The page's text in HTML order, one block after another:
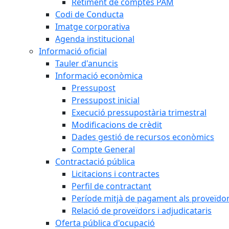
Codi de Conducta
Imatge corporativa
Agenda institucional
Informació oficial
Tauler d'anuncis
Informació econòmica
Pressupost
Pressupost inicial
Execució pressupostària trimestral
Modificacions de crèdit
Dades gestió de recursos econòmics
Compte General
Contractació pública
Licitacions i contractes
Perfil de contractant
Període mitjà de pagament als
Relació de proveïdors i adjudicataris
Oferta pública d'ocupació